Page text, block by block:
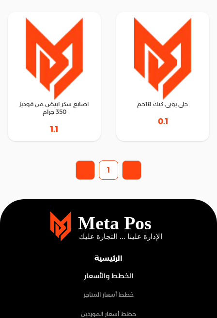
جلى يوبى كيك 18جم
0.1
اصابع سكر ابيض من فوديز
350 جرام
1.1
1
الرئيسية
الخطط والأسعار
خطط أسعار المتاجر
خطط أسعار الموردين